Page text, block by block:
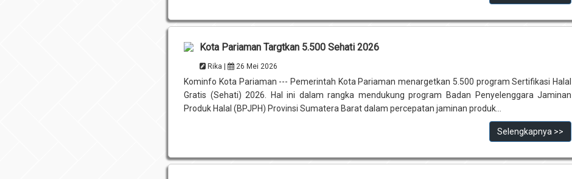
Kota Pariaman Targtkan 5.500 Sehati 2026
Rika | 26 Mei 2026
Kominfo Kota Pariaman --- Pemerintah Kota Pariaman menargetkan 5.500 program Sertifikasi Halal
Gratis (Sehati) 2026. Hal ini dalam rangka mendukung program Badan Penyelenggara Jaminan
Produk Halal (BPJPH) Provinsi Sumatera Barat dalam percepatan jaminan produk...
Selengkapnya >>